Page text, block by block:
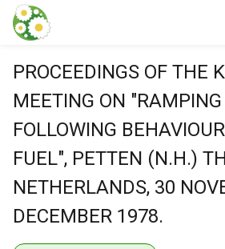
本文に飛ぶ
PROCEEDINGS OF THE
MEETING ON
FOLLOWING
FUEL", PETTEN (N.H.)
NETHERLANDS, 30
DECEMBER 1978.